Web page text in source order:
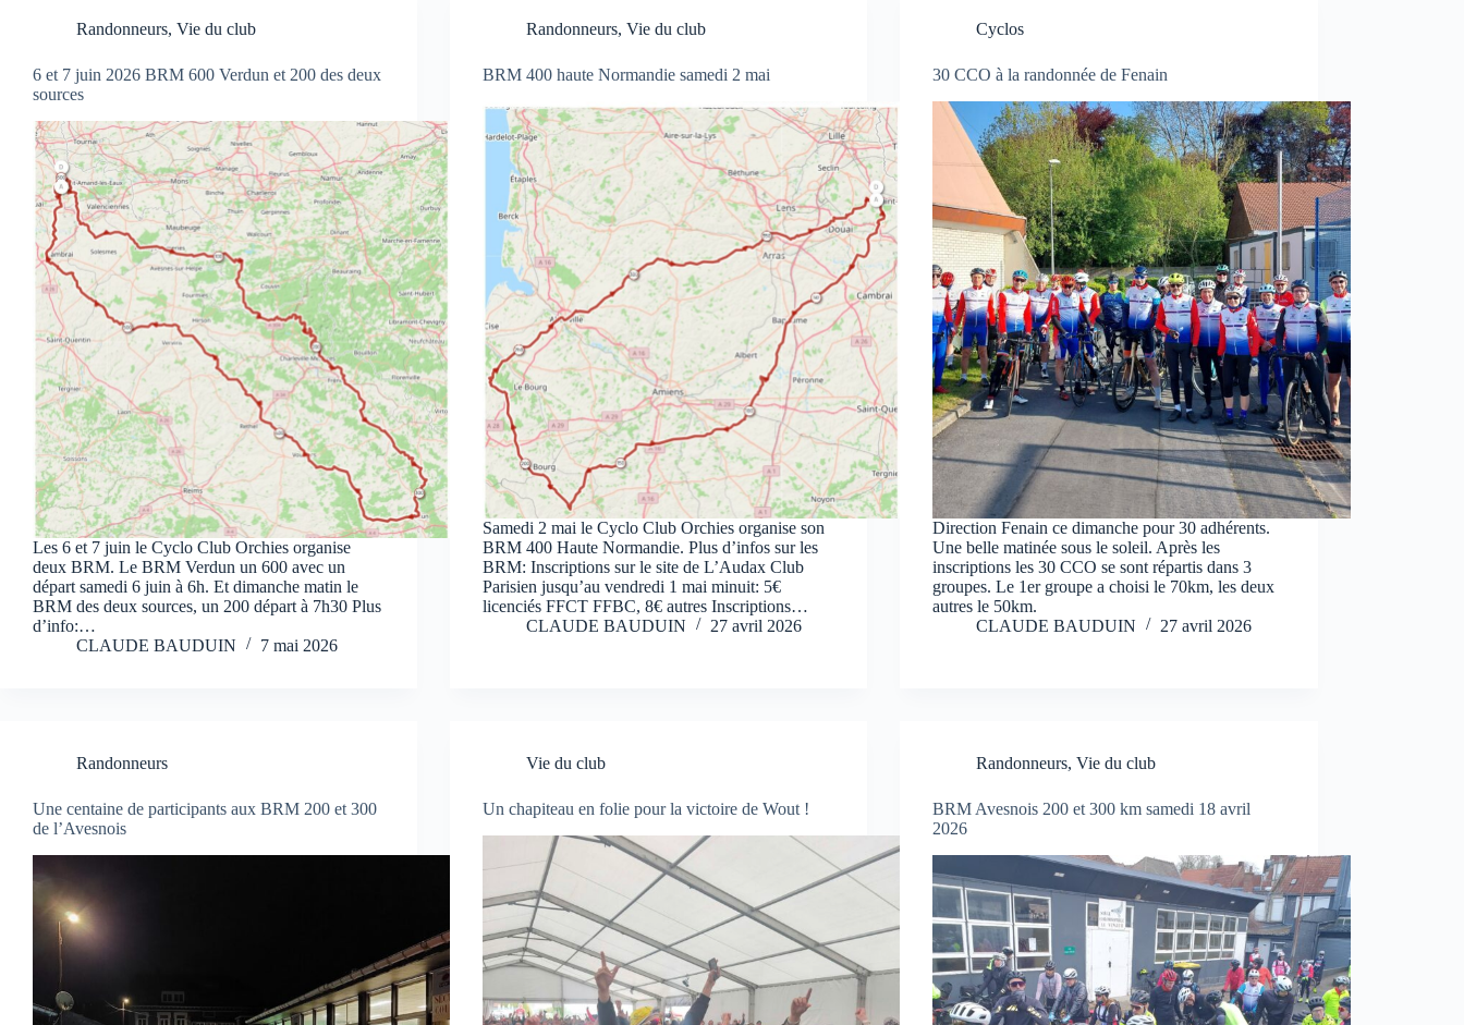
Randonneurs, Vie du club
6 et 7 juin 2026 BRM 600 Verdun et 200 des deux
sources
Les 6 et 7 juin le Cyclo Club Orchies organise
deux BRM. Le BRM Verdun un 600 avec un
départ samedi 6 juin à 6h. Et dimanche matin le
BRM des deux sources, un 200 départ à 7h30 Plus
d’info:…
CLAUDE BAUDUIN
7 mai 2026
Randonneurs,Vie du club
BRM 400 haute Normandie samedi 2 mai
Samedi 2 mai le Cyclo Club Orchies organise son
BRM 400 Haute Normandie. Plus d’infos sur les
BRM: Inscriptions sur le site de L’Audax Club
Parisien jusqu’au vendredi 1 mai minuit: 5€
licenciés FFCT FFBC, 8€ autres Inscriptions…
CLAUDE BAUDUIN
27 avril 2026
Cyclos
30 CCO à la randonnée de Fenain
Direction Fenain ce dimanche pour 30 adhérents.
Une belle matinée sous le soleil. Après les
inscriptions les 30 CCO se sont répartis dans 3
groupes. Le 1er groupe a choisi le 70km, les deux
autres le 50km.
CLAUDE BAUDUIN
27 avril 2026
Randonneurs
Une centaine de participants aux BRM 200 et 300
de l’Avesnois
Vie du club
Un chapiteau en folie pour la victoire de Wout !
Randonneurs,Vie du club
BRM Avesnois 200 et 300 km samedi 18 avril
2026